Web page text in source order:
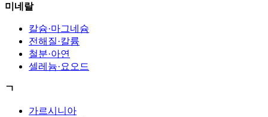
미네랄
칼슘·마그네슘
전해질·칼륨
철분·아연
셀레늄·요오드
ㄱ
가르시니아